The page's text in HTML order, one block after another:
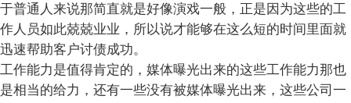
于普通人来说那简直就是好像演戏一般，正是因为这些的工
作人员如此兢兢业业，所以说才能够在这么短的时间里面就
迅速帮助客户讨债成功。
工作能力是值得肯定的，媒体曝光出来的这些工作能力那也
是相当的给力，还有一些没有被媒体曝光出来，这些公司一